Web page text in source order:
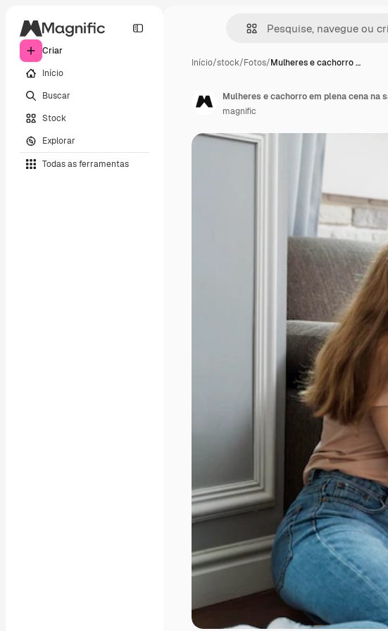
Criar
Início
Buscar
Stock
Explorar
Todas as ferramentas
Início/stock/Fotos/Mulheres e cachorro …
Mulheres e cachorro em plena cena na
magnific